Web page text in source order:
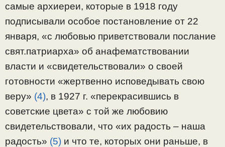
самые архиереи, которые в 1918 году
подписывали особое постановление от 22
января, «с любовью приветствовали послание
свят.патриарха» об анафематствовании
власти и «свидетельствовали» о своей
готовности «жертвенно исповедывать свою
веру» (4), в 1927 г. «перекрасившись в
советские цвета» с той же любовию
свидетельствовали, что «их радость – наша
радость» (5) и что те, которых они раньше, в